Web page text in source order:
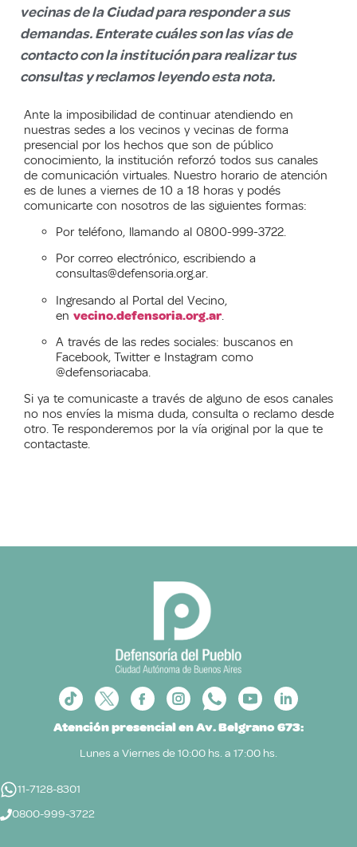
vecinas de la Ciudad para responder a sus
demandas. Enterate cuáles son las vías de
contacto con la institución para realizar tus
consultas y reclamos leyendo esta nota.
Ante la imposibilidad de continuar atendiendo en
nuestras sedes a los vecinos y vecinas de forma
presencial por los hechos que son de público
conocimiento, la institución reforzó todos sus canales
de comunicación virtuales. Nuestro horario de atención
es de lunes a viernes de 10 a 18 horas y podés
comunicarte con nosotros de las siguientes formas:
Por teléfono, llamando al 0800-999-3722.
Por correo electrónico, escribiendo a
consultas@defensoria.org.ar.
Ingresando al Portal del Vecino,
en vecino.defensoria.org.ar.
A través de las redes sociales: buscanos en
Facebook, Twitter e Instagram como
@defensoriacaba.
Si ya te comunicaste a través de alguno de esos canales
no nos envíes la misma duda, consulta o reclamo desde
otro. Te responderemos por la vía original por la que te
contactaste.
Atención presencial en Av. Belgrano 673:
Lunes a Viernes de 10:00 hs. a 17:00 hs.
11-7128-8301
0800-999-3722